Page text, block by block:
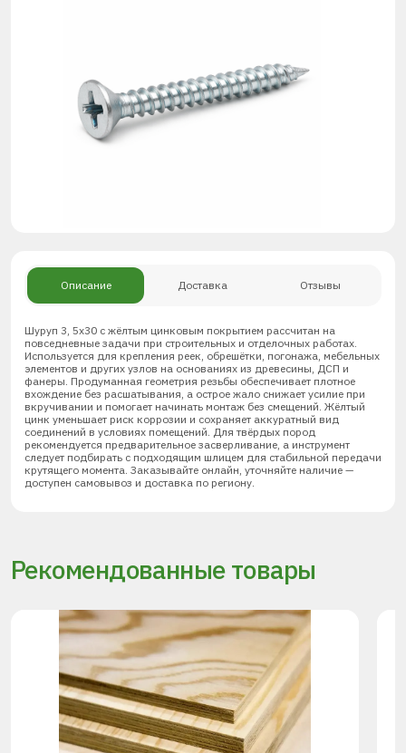
Описание Доставка Отзывы
Шуруп 3, 5х30 с жёлтым цинковым покрытием рассчитан на
повседневные задачи при строительных и отделочных работах.
Используется для крепления реек, обрешётки, погонажа, мебельных
элементов и других узлов на основаниях из древесины, ДСП и
фанеры. Продуманная геометрия резьбы обеспечивает плотное
вхождение без расшатывания, а острое жало снижает усилие при
вкручивании и помогает начинать монтаж без смещений. Жёлтый
цинк уменьшает риск коррозии и сохраняет аккуратный вид
соединений в условиях помещений. Для твёрдых пород
рекомендуется предварительное засверливание, а инструмент
следует подбирать с подходящим шлицем для стабильной передачи
крутящего момента. Заказывайте онлайн, уточняйте наличие —
доступен самовывоз и доставка по региону.
Рекомендованные товары